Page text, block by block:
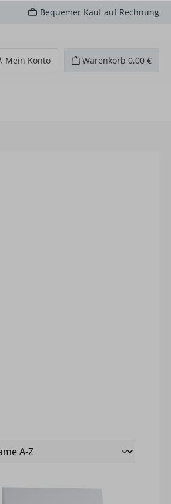
Bequemer Kauf auf Rechnung
0 Produkte auf dem Merkzettel
Mein Konto Warenkorb 0,00 €